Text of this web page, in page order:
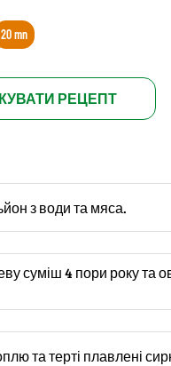
20 mn
РЕЦЕПТ
з води та мяса.
суміш 4 пори року та
та терті плавлені